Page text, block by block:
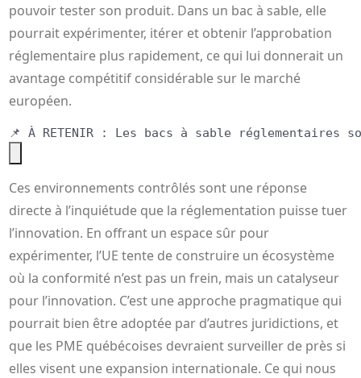
pouvoir tester son produit. Dans un bac à sable, elle
pourrait expérimenter, itérer et obtenir l’approbation
réglementaire plus rapidement, ce qui lui donnerait un
avantage compétitif considérable sur le marché
européen.
Ces environnements contrôlés sont une réponse
directe à l’inquiétude que la réglementation puisse tuer
l’innovation. En offrant un espace sûr pour
expérimenter, l’UE tente de construire un écosystème
où la conformité n’est pas un frein, mais un catalyseur
pour l’innovation. C’est une approche pragmatique qui
pourrait bien être adoptée par d’autres juridictions, et
que les PME québécoises devraient surveiller de près si
elles visent une expansion internationale. Ce qui nous